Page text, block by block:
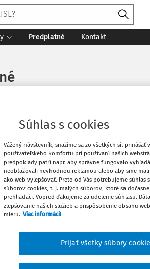
Predplatné Kontakt
Máte predplatné? Prihláste sa
začiatok...
predplatiteľom
Súhlas s cookies
Vážený návštevník, snažíme sa zo všetkých síl prinášať
používateľského komfortu pri používaní našich
predpoklady patrí napr. aby správne fungovalo
neobťažovali nevhodnou reklamou alebo aby sme
ako web vylepšovať. Preto od Vás potrebujeme súhlas
súborov cookies, t. j. malých súborov, ktoré sa
prehliadači. Vopred ďakujeme za udelenie súhlasu.
zlepšovanie našich služieb a prispôsobenie obsahu
mieru. Viac informácií
Prijať všetky súbory cookie